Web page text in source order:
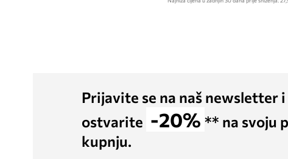
Prijavite se na naš newsletter i
ostvarite -20% ** na svoju
kupnju.